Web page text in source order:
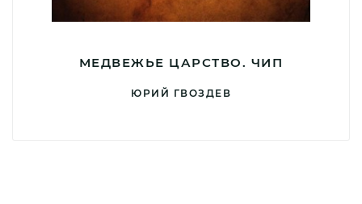
МЕДВЕЖЬЕ ЦАРСТВО. ЧИП
ЮРИЙ ГВОЗДЕВ